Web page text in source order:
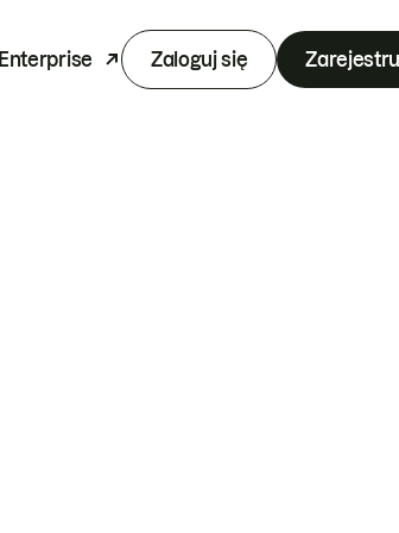
Enterprise Zaloguj się